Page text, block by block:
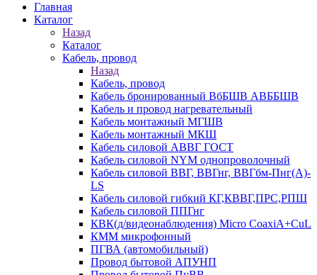
Главная
Каталог
Назад
Каталог
Кабель, провод
Назад
Кабель, провод
Кабель бронированный ВбБШВ АВББШВ
Кабель и провод нагревательный
Кабель монтажный МГШВ
Кабель монтажный МКШ
Кабель силовой АВВГ ГОСТ
Кабель силовой NYM однопроволочный
Кабель силовой ВВГ, ВВГнг, ВВГбм-Пнг(А)-
LS
Кабель силовой гибкий КГ,КВВГ,ПРС,РПШ
Кабель силовой ППГнг
КВК(д/видеонаблюдения) Micro CoaxiA+CuL
КММ микрофонный
ПГВА (автомобильный)
Провод бытовой АПУНП